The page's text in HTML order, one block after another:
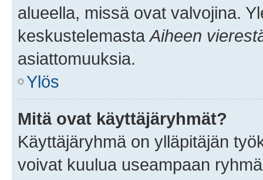
alueella, missä ovat valvojina.
keskustelemastaAiheen
asiattomuuksia.
Ylös
Mitä ovat käyttäjäryhmät?
Käyttäjäryhmä on ylläpitäjän
voivat kuulua useampaan